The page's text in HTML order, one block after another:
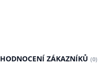
HODNOCENÍ ZÁKAZNÍKŮ (0)